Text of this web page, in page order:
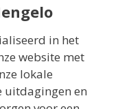
in het
website met
lokale
uitdagingen en